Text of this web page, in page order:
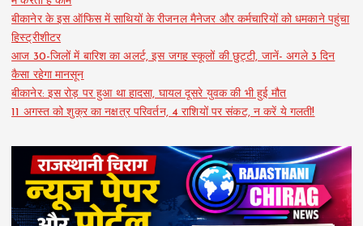
बीकानेर के इस ऑफिस में साथियों के रीजनल मैनेजर और कर्मचारियों को धमकाने पहुंचा
हिस्ट्रीशीटर
आज 30-जिलों में बारिश का अलर्ट, इस जगह स्कूलों की छुट्टी, जानें- अगले 3 दिन
कैसा रहेगा मानसून
बीकानेर: इस रोड़ पर हुआ था हादसा, घायल दूसरे युवक की भी हुई मौत
11 अगस्त को शुक्र का नक्षत्र परिवर्तन, 4 राशियों पर संकट, न करें ये गलती!